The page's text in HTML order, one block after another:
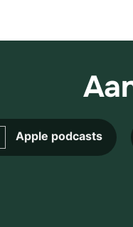
Apple podcasts